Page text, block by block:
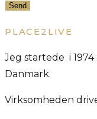
Send
PLACE2LIVE
Jeg startede i
Danmark.
Virksomheden